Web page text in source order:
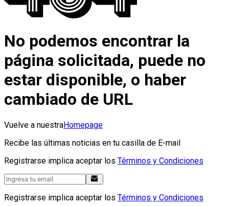
No podemos encontrar la
página solicitada, puede no
estar disponible, o haber
cambiado de URL
Vuelve a nuestraHomepage
Recibe las últimas noticias en tu casilla de E-mail
Registrarse implica aceptar los Términos y Condiciones
Registrarse implica aceptar los Términos y Condiciones